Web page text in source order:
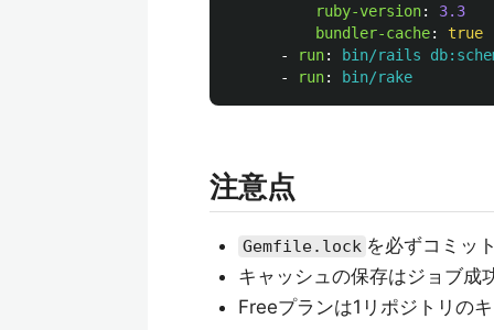
ruby-version:
3.3
bundler-cache:
true
-
run:
bin/rails
-
run: bin/rake
注意点
Gemfile.lock を必ずコミッ
キャッシュの保存はジョブ成
Freeプランは1リポジトリの